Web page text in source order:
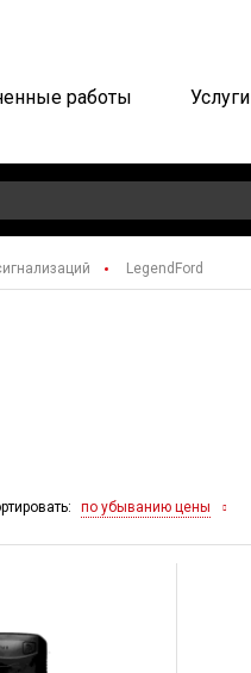
работы Услуги
LegendFord
по убыванию цены